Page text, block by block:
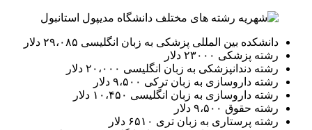
دانشکده بین المللی پزشکی به زبان انگلیسی ۲۹،۰۸۵ دلار
رشته پزشکی ۲۳۰۰۰ دلار
رشته دندانپزشکی به زبان انگلیسی ۲۰،۰۰۰ دلار
رشته داروسازی به زبان ترکی ۹،۵۰۰ دلار
رشته داروسازی به زبان انگلیسی ۱۰،۴۵۰ دلار
رشته حقوق ۹،۵۰۰ دلار
رشته پرستاری به زبان تری ۶۵۱۰ دلار